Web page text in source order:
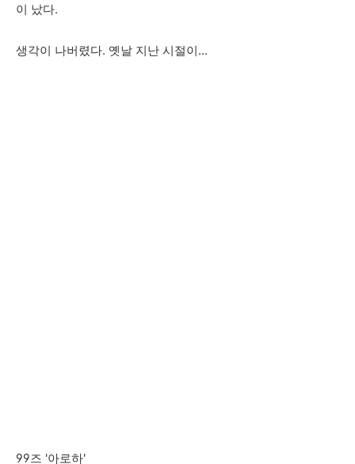
이 났다.
생각이 나버렸다. 옛날 지난 시절이...
99즈 '아로하'